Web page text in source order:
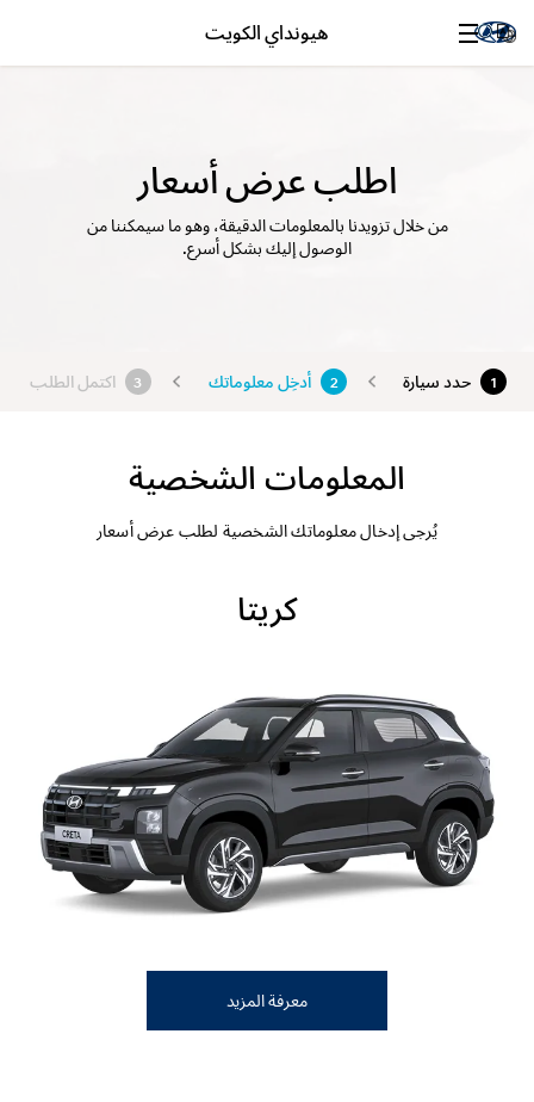
هيونداي الكويت
اطلب عرض أسعار
من خلال تزويدنا بالمعلومات الدقيقة، وهو ما سيمكننا من
الوصول إليك بشكل أسرع.
1 حدد سيارة 2 أدخِل معلوماتك 3 اكتمل الطلب
المعلومات الشخصية
يُرجى إدخال معلوماتك الشخصية لطلب عرض أسعار
كريتا
معرفة المزيد